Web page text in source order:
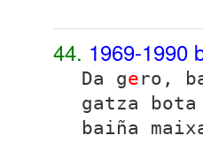
44. 1969-1990
Da gero,
gatza
baiña